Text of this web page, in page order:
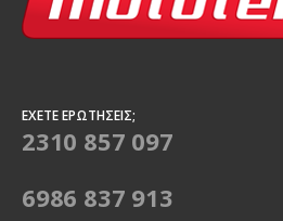
ΈΧΕΤΕ ΕΡΩΤΉΣΕΙΣ;
2310 857 097
6986 837 913